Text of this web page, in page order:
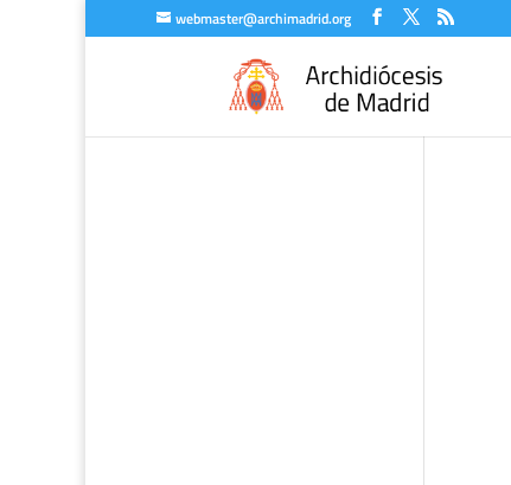
webmaster@archimadrid.org